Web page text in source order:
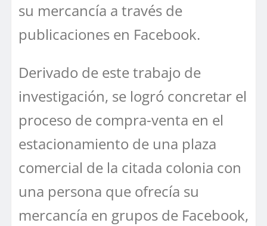
su mercancía a través de
publicaciones en Facebook.
Derivado de este trabajo de
investigación, se logró concretar el
proceso de compra-venta en el
estacionamiento de una plaza
comercial de la citada colonia con
una persona que ofrecía su
mercancía en grupos de Facebook,